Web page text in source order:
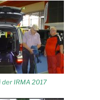
der IRMA 2017